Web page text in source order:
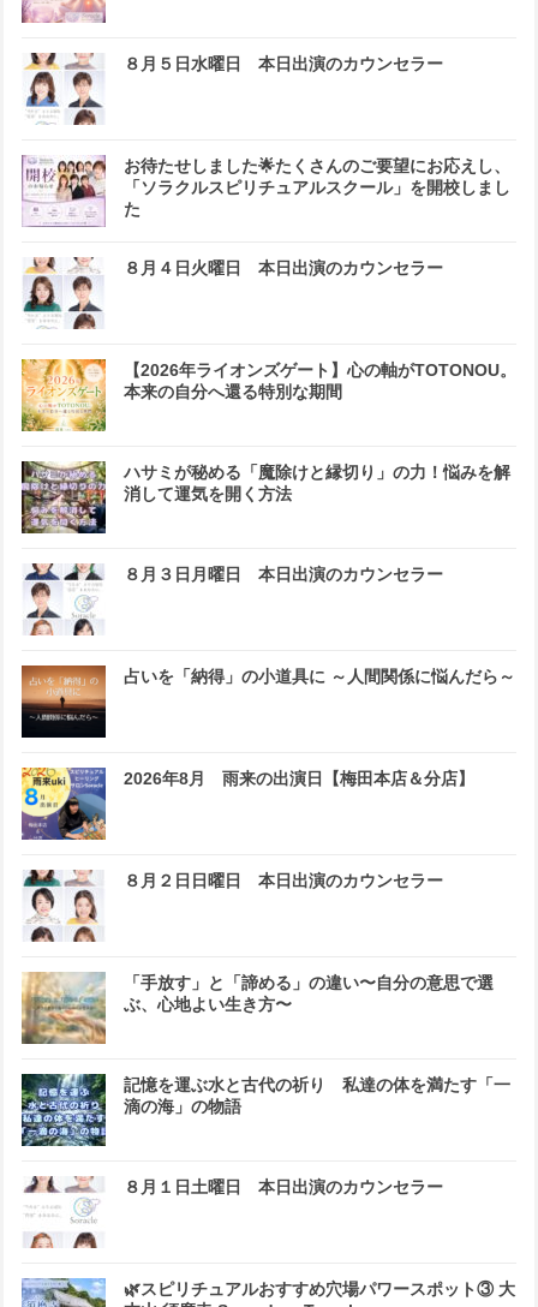
８月５日水曜日 本日出演のカウンセラー
お待たせしました🌟たくさんのご要望にお応えし、
「ソラクルスピリチュアルスクール」を開校しまし
た
８月４日火曜日 本日出演のカウンセラー
【2026年ライオンズゲート】心の軸がTOTONOU。
本来の自分へ還る特別な期間
ハサミが秘める「魔除けと縁切り」の力！悩みを解
消して運気を開く方法
８月３日月曜日 本日出演のカウンセラー
占いを「納得」の小道具に ～人間関係に悩んだら～
2026年8月 雨来の出演日【梅田本店＆分店】
８月２日日曜日 本日出演のカウンセラー
「手放す」と「諦める」の違い〜自分の意思で選
ぶ、心地よい生き方〜
記憶を運ぶ水と古代の祈り 私達の体を満たす「一
滴の海」の物語
８月１日土曜日 本日出演のカウンセラー
🌿スピリチュアルおすすめ穴場パワースポット③ 大